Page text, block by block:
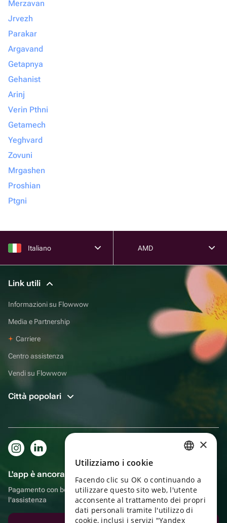
Merzavan
Jrvezh
Parakar
Argavand
Getapnya
Gehanist
Arinj
Verin Pthni
Getamech
Yeghvard
Zovuni
Mrgashen
Proshian
Ptgni
Italiano AMD
Link utili
Informazioni su Flowwow
Media e Partnership
Carriere
Centro assistenza
Vendi su Flowwow
Città popolari
L'app è ancora più comoda!
Pagamento con bonus, autoconsegna, comoda chat con
l'assistenza
ENGLISH
UKRAINIAN
PORTUGUESE
×
Utilizziamo i cookie
Facendo clic su OK o continuando a
utilizzare questo sito web, l'utente
acconsente al trattamento dei propri
dati personali tramite l'utilizzo di
cookie, inclusi i servizi "Yandex